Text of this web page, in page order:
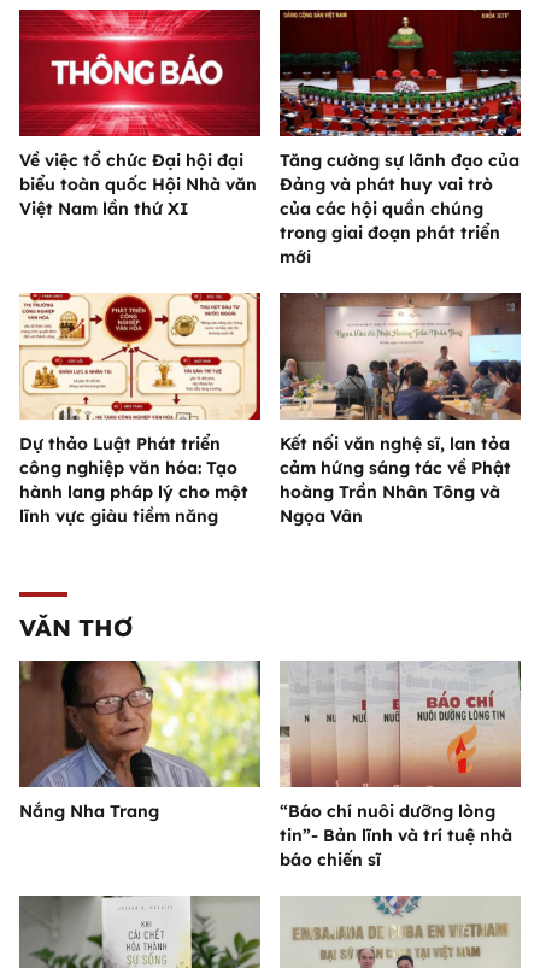
Về việc tổ chức Đại hội đại
biểu toàn quốc Hội Nhà văn
Việt Nam lần thứ XI
Tăng cường sự lãnh đạo của
Đảng và phát huy vai trò
của các hội quần chúng
trong giai đoạn phát triển
mới
Dự thảo Luật Phát triển
công nghiệp văn hóa: Tạo
hành lang pháp lý cho một
lĩnh vực giàu tiềm năng
Kết nối văn nghệ sĩ, lan tỏa
cảm hứng sáng tác về Phật
hoàng Trần Nhân Tông và
Ngọa Vân
VĂN THƠ
Nắng Nha Trang
“Báo chí nuôi dưỡng lòng
tin”- Bản lĩnh và trí tuệ nhà
báo chiến sĩ